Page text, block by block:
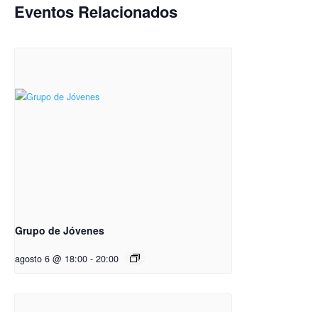
Eventos Relacionados
Grupo de Jóvenes
agosto 6 @ 18:00 - 20:00